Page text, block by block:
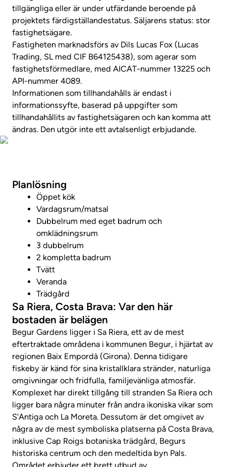
tillgängliga eller är under utfärdande beroende på
projektets färdigställandestatus. Säljarens status: stor
fastighetsägare.
Fastigheten marknadsförs av Dils Lucas Fox (Lucas
Trading, SL med CIF B64125438), som agerar som
fastighetsförmedlare, med AICAT-nummer 13225 och
API-nummer 4089.
Informationen som tillhandahålls är endast i
informationssyfte, baserad på uppgifter som
tillhandahållits av fastighetsägaren och kan komma att
ändras. Den utgör inte ett avtalsenligt erbjudande.
Planlösning
Öppet kök
Vardagsrum/matsal
Dubbelrum med eget badrum och
omklädningsrum
3 dubbelrum
2 kompletta badrum
Tvätt
Veranda
Trädgård
Sa Riera, Costa Brava: Var den här
bostaden är belägen
Begur Gardens ligger i Sa Riera, ett av de mest
eftertraktade områdena i kommunen Begur, i hjärtat av
regionen Baix Empordà (Girona). Denna tidigare
fiskeby är känd för sina kristallklara stränder, naturliga
omgivningar och fridfulla, familjevänliga atmosfär.
Komplexet har direkt tillgång till stranden Sa Riera och
ligger bara några minuter från andra ikoniska vikar som
S'Antiga och La Moreta. Dessutom är det omgivet av
några av de mest symboliska platserna på Costa Brava,
inklusive Cap Roigs botaniska trädgård, Begurs
historiska centrum och den medeltida byn Pals.